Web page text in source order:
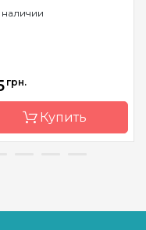
наличии
грн.
Купить